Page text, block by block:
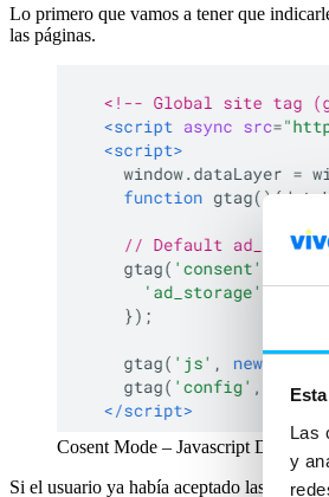
Las
y
Lo primero que vamos a tener que
las páginas.
Cosent Mode – Javascript Default
Si el usuario ya había aceptado las